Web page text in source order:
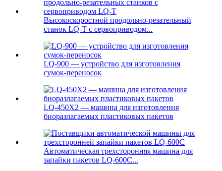
Высокоскоростной продольно-резательный
станок LQ-T с сервоприводом...
LQ-900 — устройство для изготовления
сумок-переносок
LQ-450X2 — машина для изготовления
биоразлагаемых пластиковых пакетов
Автоматическая трехсторонняя машина для
запайки пакетов LQ-600C...